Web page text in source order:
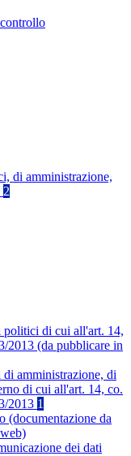
di amministrazione,
2
di cui all'art. 14,
2013 (da pubblicare in
amministrazione, di
di cui all'art. 14, co.
2013 1
(documentazione da
dei dati